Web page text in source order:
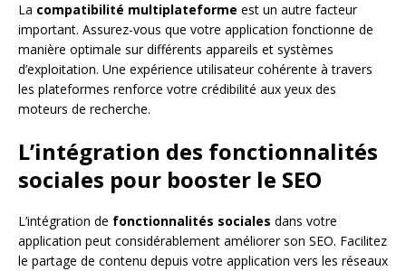
La compatibilité multiplateforme est un autre facteur
important. Assurez-vous que votre application fonctionne de
manière optimale sur différents appareils et systèmes
d’exploitation. Une expérience utilisateur cohérente à travers
les plateformes renforce votre crédibilité aux yeux des
moteurs de recherche.
L’intégration des fonctionnalités
sociales pour booster le SEO
L’intégration de fonctionnalités sociales dans votre
application peut considérablement améliorer son SEO. Facilitez
le partage de contenu depuis votre application vers les réseaux